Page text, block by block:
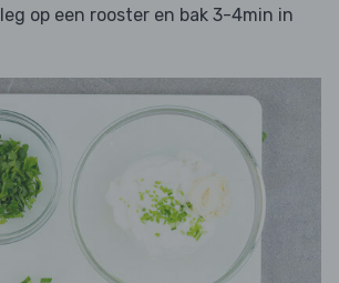
op een rooster en bak 3-4min in